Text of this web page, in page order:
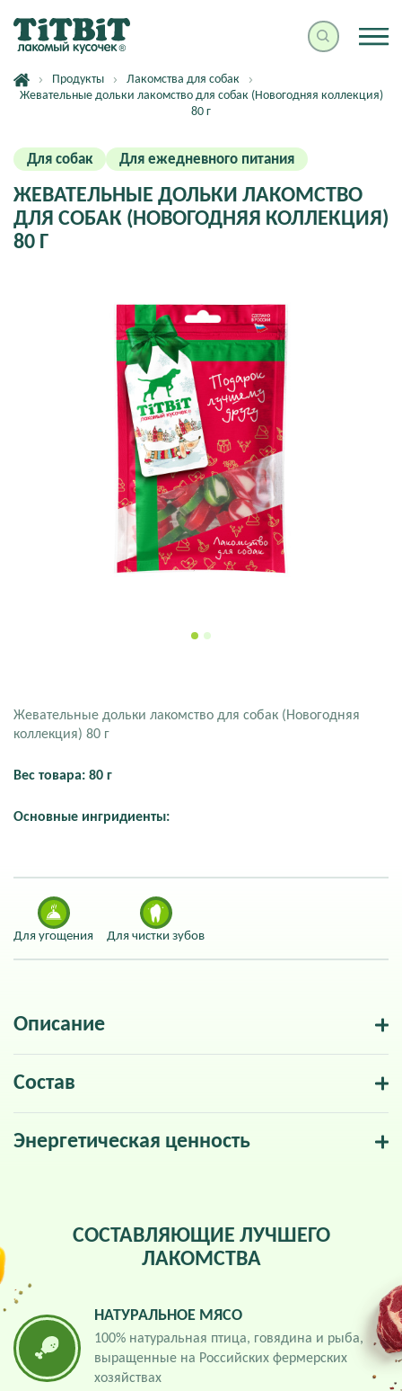
Продукты
Лакомства для собак
Жевательные дольки лакомство для собак (Новогодняя коллекция)
80 г
Для собак Для ежедневного питания
ЖЕВАТЕЛЬНЫЕ ДОЛЬКИ ЛАКОМСТВО
ДЛЯ СОБАК (НОВОГОДНЯЯ КОЛЛЕКЦИЯ)
80 Г
Жевательные дольки лакомство для собак (Новогодняя
коллекция) 80 г
Вес товара: 80 г
Основные ингридиенты:
Для угощения Для чистки зубов
Описание
Состав
Энергетическая ценность
СОСТАВЛЯЮЩИЕ ЛУЧШЕГО
ЛАКОМСТВА
НАТУРАЛЬНОЕ МЯСО
100% натуральная птица, говядина и рыба,
выращенные на Российских фермерских
хозяйствах